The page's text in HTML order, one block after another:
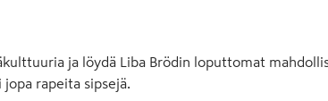
ja löydä Liba Brödin loputtomat
rapeita sipsejä.